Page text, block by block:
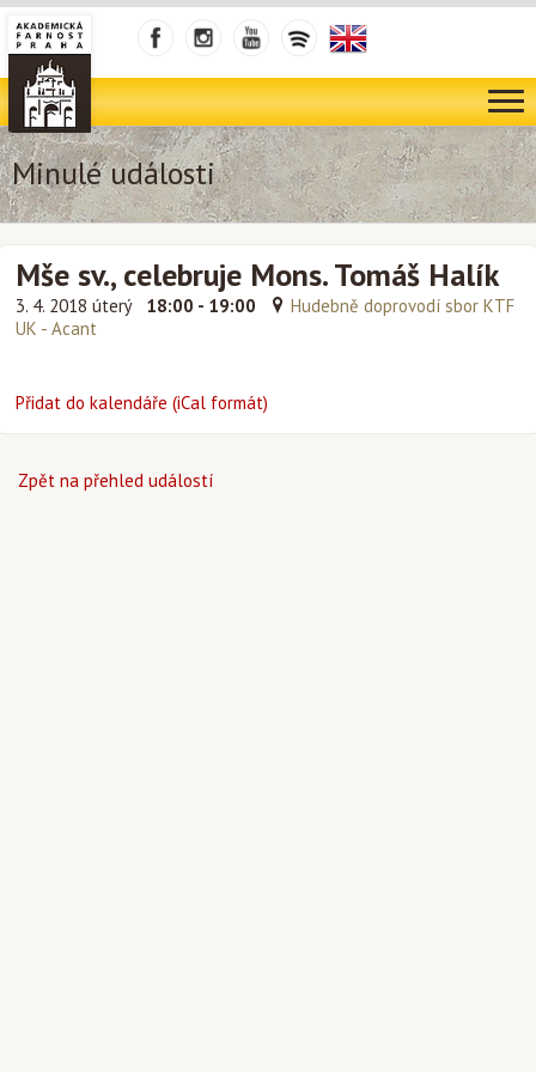
Minulé události
Mše sv., celebruje Mons. Tomáš Halík
3. 4. 2018 úterý 18:00 - 19:00
Hudebně doprovodí sbor KTF
UK - Acant
Přidat do kalendáře (iCal formát)
Zpět na přehled událostí